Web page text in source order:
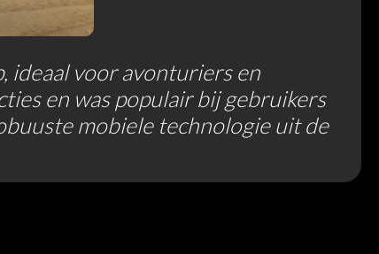
ideaal voor avonturiers en
en was populair bij gebruikers
mobiele technologie uit de